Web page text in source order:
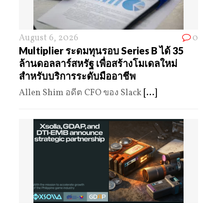
August 6, 2026 0
Multiplier ระดมทุนรอบ Series B ได้ 35
ล้านดอลลาร์สหรัฐ เพื่อสร้างโมเดลใหม่
สำหรับบริการระดับมืออาชีพ
Allen Shim อดีต CFO ของ Slack [...]